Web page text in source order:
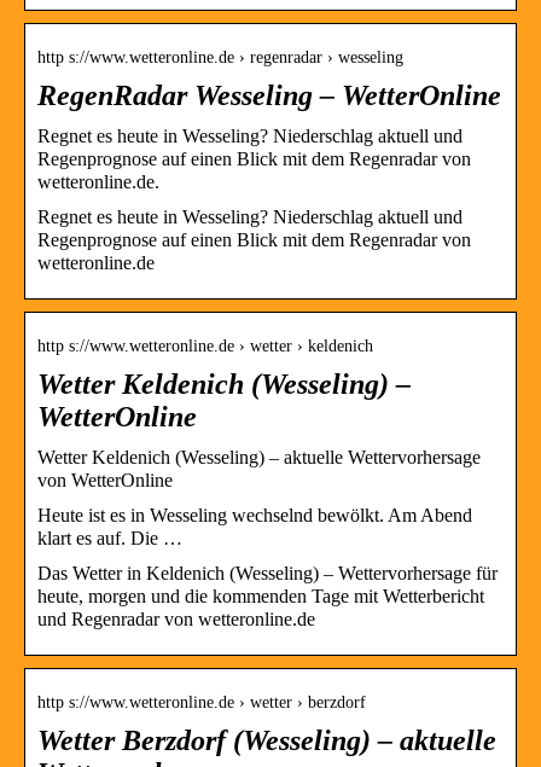
http s://www.wetteronline.de › regenradar › wesseling
RegenRadar Wesseling – WetterOnline
Regnet es heute in Wesseling? Niederschlag aktuell und
Regenprognose auf einen Blick mit dem Regenradar von
wetteronline.de.
Regnet es heute in Wesseling? Niederschlag aktuell und
Regenprognose auf einen Blick mit dem Regenradar von
wetteronline.de
http s://www.wetteronline.de › wetter › keldenich
Wetter Keldenich (Wesseling) –
WetterOnline
Wetter Keldenich (Wesseling) – aktuelle Wettervorhersage
von WetterOnline
Heute ist es in Wesseling wechselnd bewölkt. Am Abend
klart es auf. Die …
Das Wetter in Keldenich (Wesseling) – Wettervorhersage für
heute, morgen und die kommenden Tage mit Wetterbericht
und Regenradar von wetteronline.de
http s://www.wetteronline.de › wetter › berzdorf
Wetter Berzdorf (Wesseling) – aktuelle